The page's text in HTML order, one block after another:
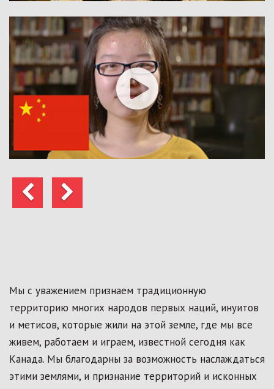
ПредыдущийСледующий
Мы с уважением признаем традиционную
территорию многих народов первых наций, инуитов
и метисов, которые жили на этой земле, где мы все
живем, работаем и играем, известной сегодня как
Канада. Мы благодарны за возможность наслаждаться
этими землями, и признание территорий и исконных